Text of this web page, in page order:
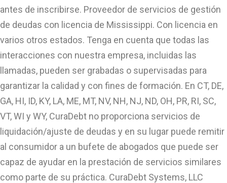
antes de inscribirse. Proveedor de servicios de gestión
de deudas con licencia de Mississippi. Con licencia en
varios otros estados. Tenga en cuenta que todas las
interacciones con nuestra empresa, incluidas las
llamadas, pueden ser grabadas o supervisadas para
garantizar la calidad y con fines de formación. En CT, DE,
GA, HI, ID, KY, LA, ME, MT, NV, NH, NJ, ND, OH, PR, RI, SC,
VT, WI y WY, CuraDebt no proporciona servicios de
liquidación/ajuste de deudas y en su lugar puede remitir
al consumidor a un bufete de abogados que puede ser
capaz de ayudar en la prestación de servicios similares
como parte de su práctica. CuraDebt Systems, LLC